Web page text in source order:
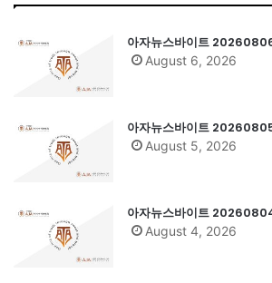
아자뉴스바이트
August 6, 2026
아자뉴스바이트
August 5, 2026
아자뉴스바이트
August 4, 2026